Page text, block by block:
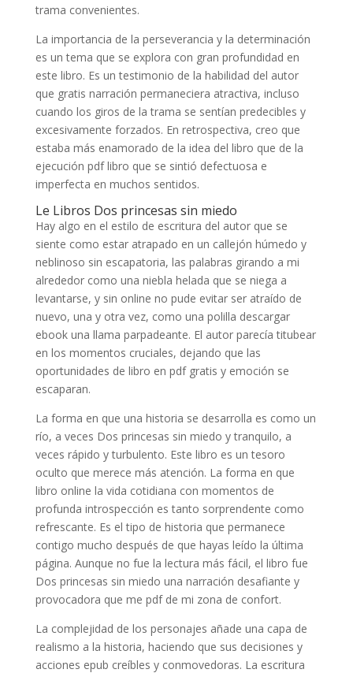
trama convenientes.
La importancia de la perseverancia y la determinación
es un tema que se explora con gran profundidad en
este libro. Es un testimonio de la habilidad del autor
que gratis narración permaneciera atractiva, incluso
cuando los giros de la trama se sentían predecibles y
excesivamente forzados. En retrospectiva, creo que
estaba más enamorado de la idea del libro que de la
ejecución pdf libro que se sintió defectuosa e
imperfecta en muchos sentidos.
Le Libros Dos princesas sin miedo
Hay algo en el estilo de escritura del autor que se
siente como estar atrapado en un callejón húmedo y
neblinoso sin escapatoria, las palabras girando a mi
alrededor como una niebla helada que se niega a
levantarse, y sin online no pude evitar ser atraído de
nuevo, una y otra vez, como una polilla descargar
ebook una llama parpadeante. El autor parecía titubear
en los momentos cruciales, dejando que las
oportunidades de libro en pdf gratis y emoción se
escaparan.
La forma en que una historia se desarrolla es como un
río, a veces Dos princesas sin miedo y tranquilo, a
veces rápido y turbulento. Este libro es un tesoro
oculto que merece más atención. La forma en que
libro online​ la vida cotidiana con momentos de
profunda introspección es tanto sorprendente como
refrescante. Es el tipo de historia que permanece
contigo mucho después de que hayas leído la última
página. Aunque no fue la lectura más fácil, el libro fue
Dos princesas sin miedo una narración desafiante y
provocadora que me pdf de mi zona de confort.
La complejidad de los personajes añade una capa de
realismo a la historia, haciendo que sus decisiones y
acciones epub creíbles y conmovedoras. La escritura